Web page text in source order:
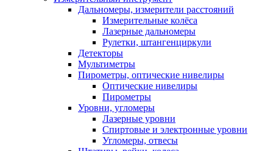
Дальномеры, измерители расстояний
Измерительные колёса
Лазерные дальномеры
Рулетки, штангенциркули
Детекторы
Мультиметры
Пирометры, оптические нивелиры
Оптические нивелиры
Пирометры
Уровни, угломеры
Лазерные уровни
Спиртовые и электронные уровни
Угломеры, отвесы